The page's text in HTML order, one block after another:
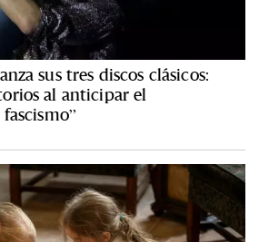
sus tres discos clásicos:
al anticipar el